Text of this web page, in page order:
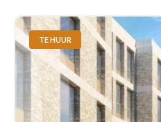
TE HUUR